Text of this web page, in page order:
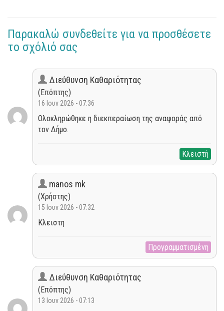
Παρακαλώ συνδεθείτε για να προσθέσετε
το σχόλιό σας
Διεύθυνση Καθαριότητας
(Επόπτης)
16 Ιουν 2026 - 07:36
Ολοκληρώθηκε η διεκπεραίωση της αναφοράς από
τον Δήμο.
Κλειστή
manos mk
(Χρήστης)
15 Ιουν 2026 - 07:32
Κλειστη
Προγραμματισμένη
Διεύθυνση Καθαριότητας
(Επόπτης)
13 Ιουν 2026 - 07:13